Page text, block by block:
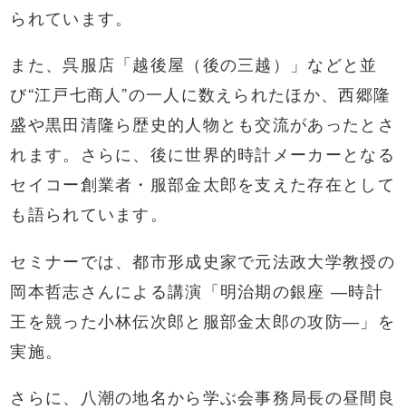
られています。
また、呉服店「越後屋（後の三越）」などと並
び“江戸七商人”の一人に数えられたほか、西郷隆
盛や黒田清隆ら歴史的人物とも交流があったとさ
れます。さらに、後に世界的時計メーカーとなる
セイコー創業者・服部金太郎を支えた存在として
も語られています。
セミナーでは、都市形成史家で元法政大学教授の
岡本哲志さんによる講演「明治期の銀座 ―時計
王を競った小林伝次郎と服部金太郎の攻防―」を
実施。
さらに、八潮の地名から学ぶ会事務局長の昼間良